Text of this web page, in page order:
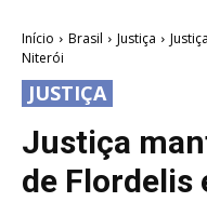
Início Brasil Justiça
Niterói
JUSTIÇA
Justiça
de Flordelis